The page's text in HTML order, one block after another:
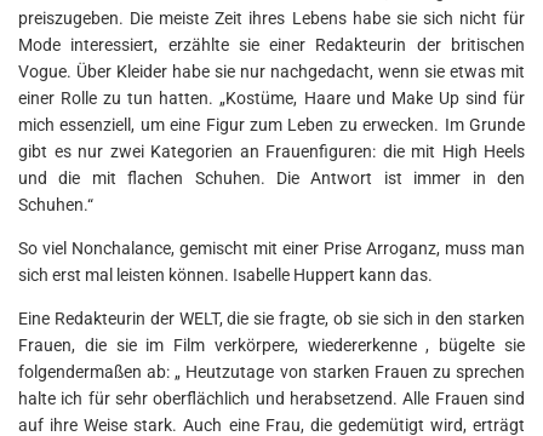
preiszugeben. Die meiste Zeit ihres Lebens habe sie sich nicht für
Mode interessiert, erzählte sie einer Redakteurin der britischen
Vogue. Über Kleider habe sie nur nachgedacht, wenn sie etwas mit
einer Rolle zu tun hatten. „Kostüme, Haare und Make Up sind für
mich essenziell, um eine Figur zum Leben zu erwecken. Im Grunde
gibt es nur zwei Kategorien an Frauenfiguren: die mit High Heels
und die mit flachen Schuhen. Die Antwort ist immer in den
Schuhen.“
So viel Nonchalance, gemischt mit einer Prise Arroganz, muss man
sich erst mal leisten können. Isabelle Huppert kann das.
Eine Redakteurin der WELT, die sie fragte, ob sie sich in den starken
Frauen, die sie im Film verkörpere, wiedererkenne , bügelte sie
folgendermaßen ab: „ Heutzutage von starken Frauen zu sprechen
halte ich für sehr oberflächlich und herabsetzend. Alle Frauen sind
auf ihre Weise stark. Auch eine Frau, die gedemütigt wird, erträgt